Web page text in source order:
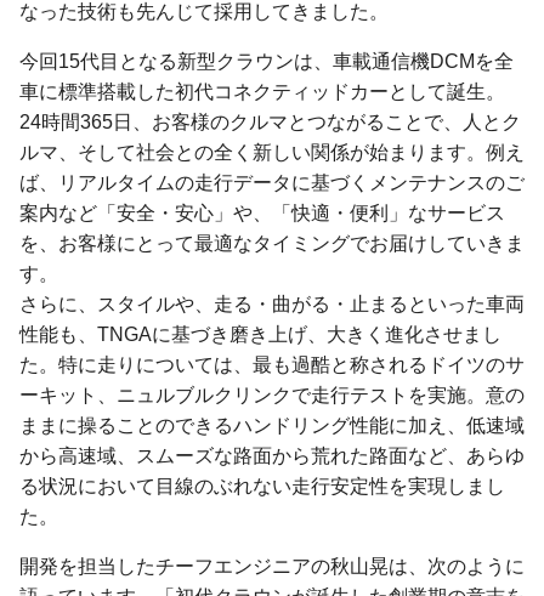
なった技術も先んじて採用してきました。
今回15代目となる新型クラウンは、車載通信機DCMを全
車に標準搭載した初代コネクティッドカーとして誕生。
24時間365日、お客様のクルマとつながることで、人とク
ルマ、そして社会との全く新しい関係が始まります。例え
ば、リアルタイムの走行データに基づくメンテナンスのご
案内など「安全・安心」や、「快適・便利」なサービス
を、お客様にとって最適なタイミングでお届けしていきま
す。
さらに、スタイルや、走る・曲がる・止まるといった車両
性能も、TNGAに基づき磨き上げ、大きく進化させまし
た。特に走りについては、最も過酷と称されるドイツのサ
ーキット、ニュルブルクリンクで走行テストを実施。意の
ままに操ることのできるハンドリング性能に加え、低速域
から高速域、スムーズな路面から荒れた路面など、あらゆ
る状況において目線のぶれない走行安定性を実現しまし
た。
開発を担当したチーフエンジニアの秋山晃は、次のように